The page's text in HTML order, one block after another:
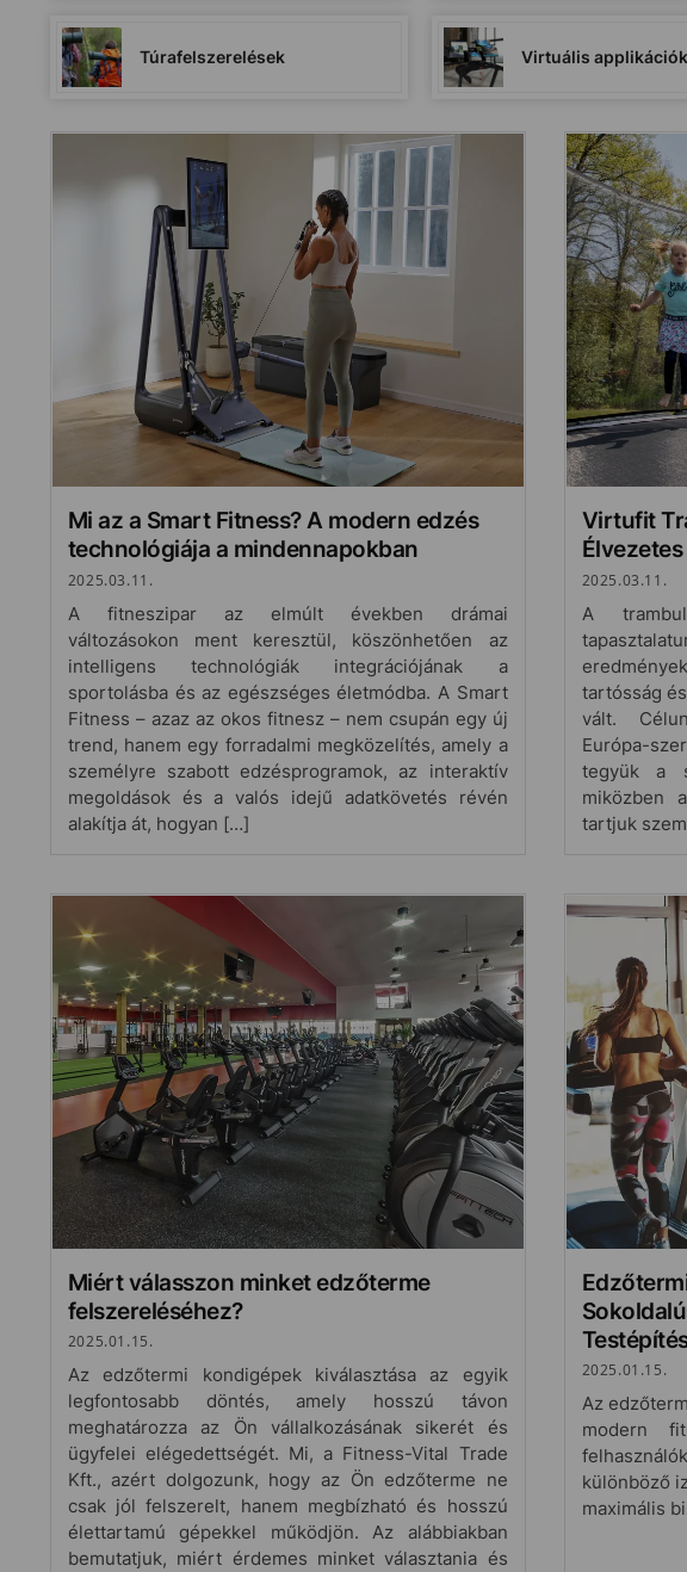
Túrafelszerelések Virtuális applikációk
Mi az a Smart Fitness? A modern edzés
technológiája a mindennapokban
2025.03.11.
A fitneszipar az elmúlt években drámai
változásokon ment keresztül, köszönhetően az
intelligens technológiák integrációjának a
sportolásba és az egészséges életmódba. A Smart
Fitness – azaz az okos fitnesz – nem csupán egy új
trend, hanem egy forradalmi megközelítés, amely a
személyre szabott edzésprogramok, az interaktív
megoldások és a valós idejű adatkövetés révén
alakítja át, hogyan […]
Virtufit
2025.03.11.
A
tartósság
vált.
Európa-
tegyük a
miközben
tartjuk
Miért válasszon minket edzőterme
felszereléséhez?
2025.01.15.
Az edzőtermi kondigépek kiválasztása az egyik
legfontosabb döntés, amely hosszú távon
meghatározza az Ön vállalkozásának sikerét és
ügyfelei elégedettségét. Mi, a Fitness-Vital Trade
Kft., azért dolgozunk, hogy az Ön edzőterme ne
csak jól felszerelt, hanem megbízható és hosszú
élettartamú gépekkel működjön. Az alábbiakban
bemutatjuk, miért érdemes minket választania és
2025.01.15.
Az
modern
különböző
maximális